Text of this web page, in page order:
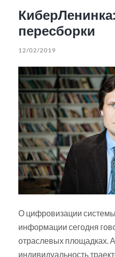
пересборки
12/02/2019
О цифровизации
информации сегодня
отраслевых площадках.
индивидуальность